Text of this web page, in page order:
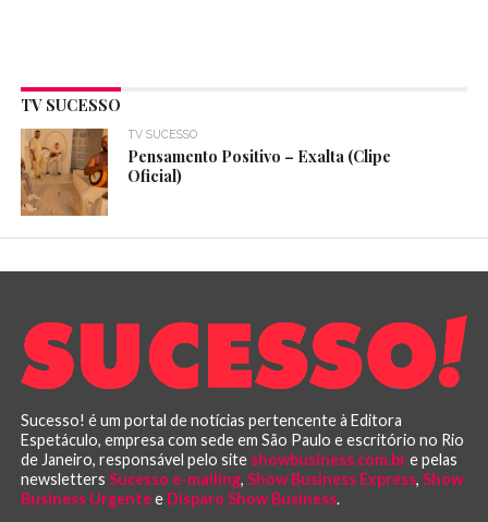
TV SUCESSO
TV SUCESSO
Pensamento Positivo – Exalta (Clipe
Oficial)
Sucesso! é um portal de notícias pertencente à Editora
Espetáculo, empresa com sede em São Paulo e escritório no Rio
de Janeiro, responsável pelo site showbusiness.com.bre pelas
newsletters Sucesso e-mailing, Show Business Express, Show
Business Urgentee Disparo Show Business.